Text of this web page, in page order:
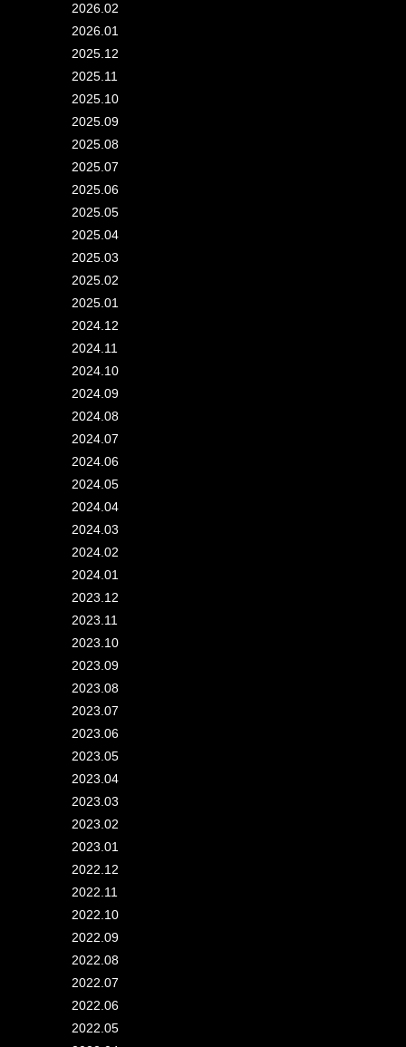
2026.02
2026.01
2025.12
2025.11
2025.10
2025.09
2025.08
2025.07
2025.06
2025.05
2025.04
2025.03
2025.02
2025.01
2024.12
2024.11
2024.10
2024.09
2024.08
2024.07
2024.06
2024.05
2024.04
2024.03
2024.02
2024.01
2023.12
2023.11
2023.10
2023.09
2023.08
2023.07
2023.06
2023.05
2023.04
2023.03
2023.02
2023.01
2022.12
2022.11
2022.10
2022.09
2022.08
2022.07
2022.06
2022.05